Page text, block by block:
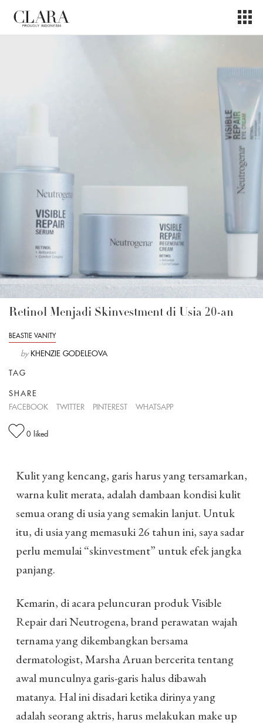
Retinol Menjadi Skinvestment di Usia 20-an
BEASTIE VANITY
by KHENZIE GODELEOVA
TAG
SHARE
FACEBOOK
TWITTER PINTEREST WHATSAPP
0 liked
Kulit yang kencang, garis harus yang tersamarkan,
warna kulit merata, adalah dambaan kondisi kulit
semua orang di usia yang semakin lanjut. Untuk
itu, di usia yang memasuki 26 tahun ini, saya sadar
perlu memulai “skinvestment” untuk efek jangka
panjang.
Kemarin, di acara peluncuran produk Visible
Repair dari Neutrogena, brand perawatan wajah
ternama yang dikembangkan bersama
dermatologist, Marsha Aruan bercerita tentang
awal munculnya garis-garis halus dibawah
matanya. Hal ini disadari ketika dirinya yang
adalah seorang aktris, harus melakukan make up